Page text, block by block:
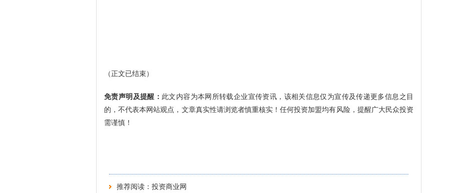
（正文已结束）
免责声明及提醒： 此文内容为本网所转载企业宣传资讯，该相关信息仅为宣传及传递更多信息之目
的，不代表本网站观点，文章真实性请浏览者慎重核实！任何投资加盟均有风险，提醒广大民众投资
需谨慎！
推荐阅读： 投资商业网